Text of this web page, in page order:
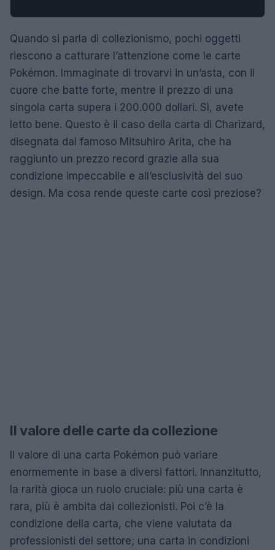
Quando si parla di collezionismo, pochi oggetti
riescono a catturare l’attenzione come le carte
Pokémon. Immaginate di trovarvi in un’asta, con il
cuore che batte forte, mentre il prezzo di una
singola carta supera i 200.000 dollari. Sì, avete
letto bene. Questo è il caso della carta di Charizard,
disegnata dal famoso Mitsuhiro Arita, che ha
raggiunto un prezzo record grazie alla sua
condizione impeccabile e all’esclusività del suo
design. Ma cosa rende queste carte così preziose?
Il valore delle carte da collezione
Il valore di una carta Pokémon può variare
enormemente in base a diversi fattori. Innanzitutto,
la rarità gioca un ruolo cruciale: più una carta è
rara, più è ambita dai collezionisti. Poi c’è la
condizione della carta, che viene valutata da
professionisti del settore; una carta in condizioni